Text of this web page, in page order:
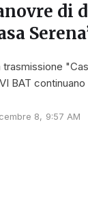
di
trasmissione
BAT
8, 9:57 AM